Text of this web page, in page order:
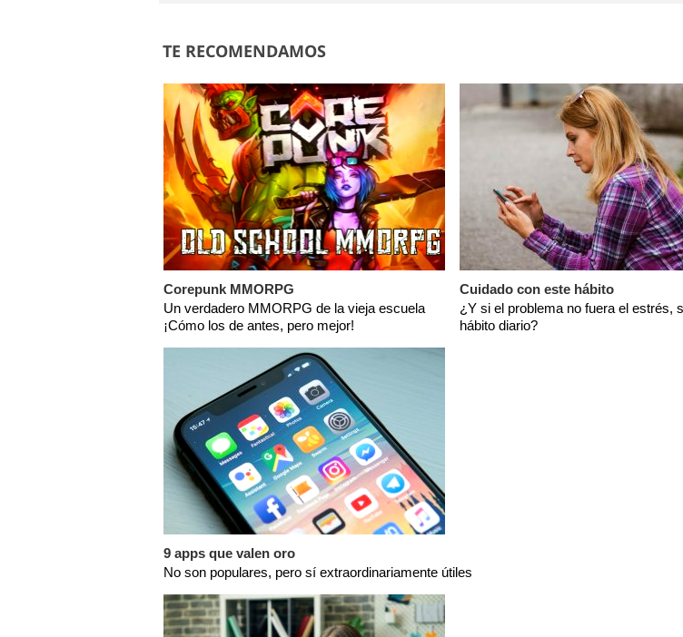
TE RECOMENDAMOS
Corepunk MMORPG
Un verdadero MMORPG de la vieja escuela
¡Cómo los de antes, pero mejor!
Cuidado con este hábito
¿Y si el problema no fuera el estrés,
hábito diario?
9 apps que valen oro
No son populares, pero sí extraordinariamente útiles